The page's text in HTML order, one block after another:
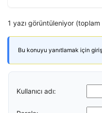
1 yazı görüntüleniyor (toplam
Bu konuyu yanıtlamak için giriş
Kullanıcı adı: